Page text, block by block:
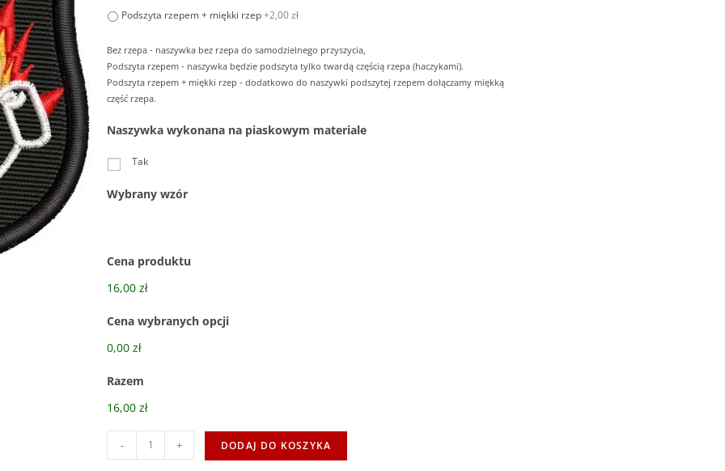
Podszyta rzepem + miękki rzep+2,00 zł
Bez rzepa - naszywka bez rzepa do samodzielnego przyszycia,
Podszyta rzepem - naszywka będzie podszyta tylko twardą częścią rzepa (haczykami).
Podszyta rzepem + miękki rzep - dodatkowo do naszywki podszytej rzepem dołączamy miękką
część rzepa.
Naszywka wykonana na piaskowym materiale
Tak
Wybrany wzór
Cena produktu
16,00 zł
Cena wybranych opcji
0,00 zł
Razem
16,00 zł
- + DODAJ DO KOSZYKA